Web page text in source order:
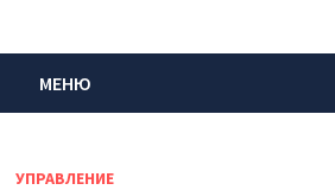
МЕНЮ
УПРАВЛЕНИЕ